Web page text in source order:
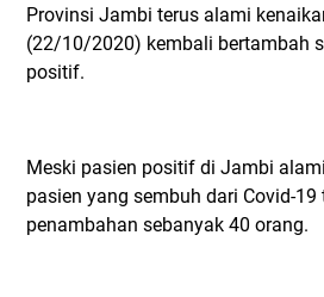
Provinsi Jambi terus alami
(22/10/2020) kembali bertambah
positif.
Meski pasien positif di Jambi
pasien yang sembuh dari Covid-
penambahan sebanyak 40 orang.